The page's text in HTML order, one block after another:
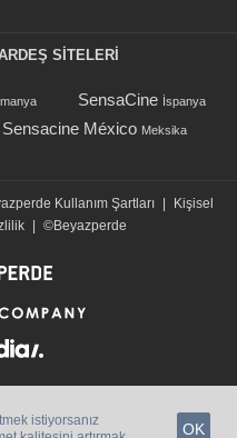
SİTELERİ
SensaCine İspanya
Sensacine México Meksika
Kullanım Şartları |
Kişisel
| ©Beyazperde
istiyorsanız
OK